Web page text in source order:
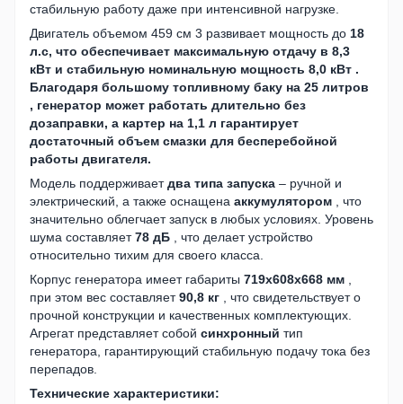
стабильную работу даже при интенсивной нагрузке.
Двигатель объемом 459 см 3 развивает мощность до 18
л.с, что обеспечивает максимальную отдачу в 8,3
кВт и стабильную номинальную мощность 8,0 кВт .
Благодаря большому топливному баку на 25 литров
, генератор может работать длительно без
дозаправки, а картер на 1,1 л гарантирует
достаточный объем смазки для бесперебойной
работы двигателя.
Модель поддерживаетдва типа запуска – ручной и
электрический, а также оснащена аккумулятором , что
значительно облегчает запуск в любых условиях. Уровень
шума составляет78 дБ , что делает устройство
относительно тихим для своего класса.
Корпус генератора имеет габариты 719х608х668 мм
при этом вес составляет90,8 кг , что свидетельствует о
прочной конструкции и качественных комплектующих.
Агрегат представляет собой синхронный тип
генератора, гарантирующий стабильную подачу тока без
перепадов.
Технические характеристики: